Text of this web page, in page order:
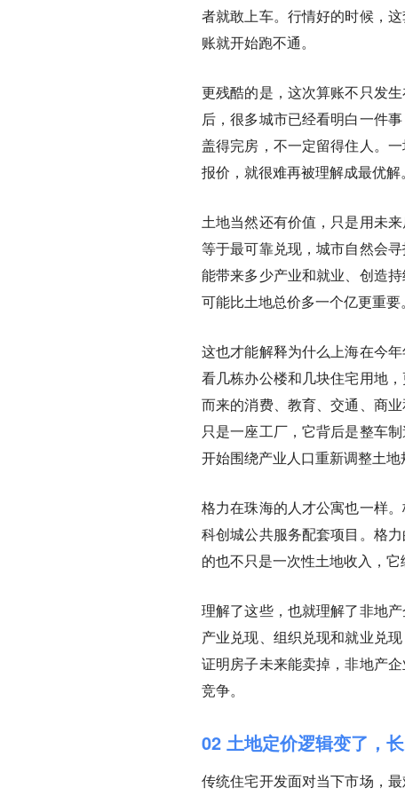
者就敢上车。行情好的时候，
账就开始跑不通。
更残酷的是，这次算账不只发
后，很多城市已经看明白一件
盖得完房，不一定留得住人。
报价，就很难再被理解成最优解
土地当然还有价值，只是用未
等于最可靠兑现，城市自然会
能带来多少产业和就业、创造
可能比土地总价多一个亿更重要
这也才能解释为什么上海在今
看几栋办公楼和几块住宅用地
而来的消费、教育、交通、商
只是一座工厂，它背后是整车
开始围绕产业人口重新调整土地
格力在珠海的人才公寓也一样
科创城公共服务配套项目。格
的也不只是一次性土地收入，它
理解了这些，也就理解了非地
产业兑现、组织兑现和就业兑
证明房子未来能卖掉，非地产
竞争。
02 土地定价逻辑变了，
传统住宅开发面对当下市场，